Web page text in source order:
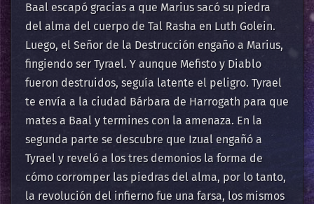
Baal escapó gracias a que Marius sacó su piedra
del alma del cuerpo de Tal Rasha en Luth Golein.
Luego, el Señor de la Destrucción engaño a Marius,
fingiendo ser Tyrael. Y aunque Mefisto y Diablo
fueron destruidos, seguía latente el peligro. Tyrael
te envía a la ciudad Bárbara de Harrogath para que
mates a Baal y termines con la amenaza. En la
segunda parte se descubre que Izual engañó a
Tyrael y reveló a los tres demonios la forma de
cómo corromper las piedras del alma, por lo tanto,
la revolución del infierno fue una farsa, los mismos